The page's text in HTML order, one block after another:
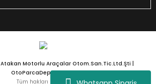
Atakan Motorlu Araçalar Otom.San.Tic.Ltd.Şti |
OtoParcaDeposu.com
Tüm hakları saklıdır.